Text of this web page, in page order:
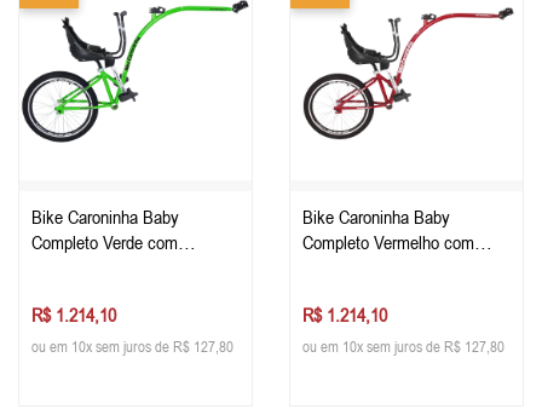
Bike Caroninha Baby
Completo Verde com
R$ 1.214,10
ou em 10x sem juros de R$ 127,80
Bike Caroninha Baby
Completo Vermelho com
R$ 1.214,10
ou em 10x sem juros de R$ 127,80